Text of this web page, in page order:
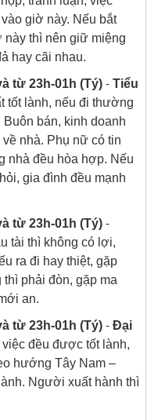
giờ này. Nếu bắt
này thì nên giữ miệng
hay cãi nhau.
từ 23h-01h (Tý) - Tiểu
tốt lành, nếu đi thường
bán, kinh doanh
nhà. Phụ nữ có tin
nhà đều hòa hợp. Nếu
gia đình đều mạnh
từ 23h-01h (Tý) -
tài thì không có lợi,
ra đi hay thiệt, gặp
thì phải đòn, gặp ma
an.
từ 23h-01h (Tý) - Đại
việc đều được tốt lành,
hướng Tây Nam –
Người xuất hành thì